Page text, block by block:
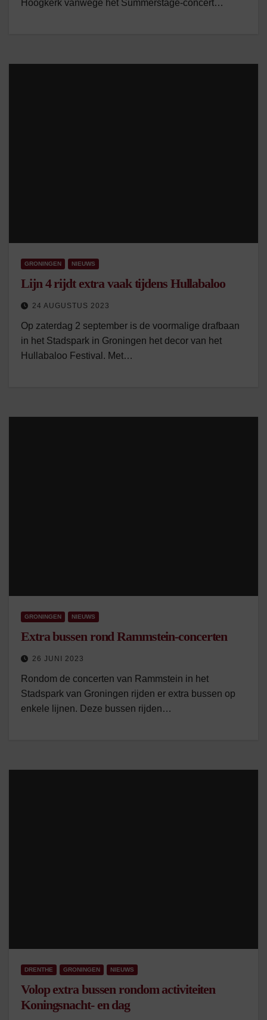
Hoogkerk vanwege het Summerstage-concert…
GRONINGEN NIEUWS
Lijn 4 rijdt extra vaak tijdens Hullabaloo
24 AUGUSTUS 2023
Op zaterdag 2 september is de voormalige drafbaan
in het Stadspark in Groningen het decor van het
Hullabaloo Festival. Met…
GRONINGEN NIEUWS
Extra bussen rond Rammstein-concerten
26 JUNI 2023
Rondom de concerten van Rammstein in het
Stadspark van Groningen rijden er extra bussen op
enkele lijnen. Deze bussen rijden…
DRENTHE GRONINGEN NIEUWS
Volop extra bussen rondom activiteiten
Koningsnacht- en dag